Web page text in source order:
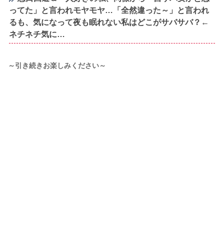
ってた」と言われモヤモヤ…「全然違った～」と言われ
るも、気になって夜も眠れない私はどこがサバサバ？←
ネチネチ気に…
～引き続きお楽しみください～